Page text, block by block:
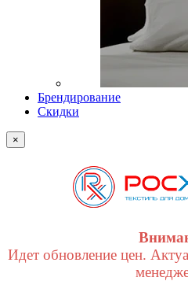
Брендирование
Скидки
×
Идет обновление цен.